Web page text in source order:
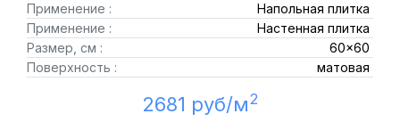
Применение :
Напольная плитка
Применение :
Настенная плитка
Размер, см :
60x60
Поверхность :
матовая
2681 руб/м2